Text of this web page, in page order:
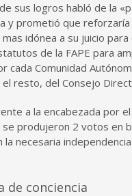
sus logros habló de la
y prometió que
idónea a su juicio
de la FAPE para
Comunidad
resto, del Consejo
a la encabezada por
produjeron 2 votos en
necesaria
de conciencia